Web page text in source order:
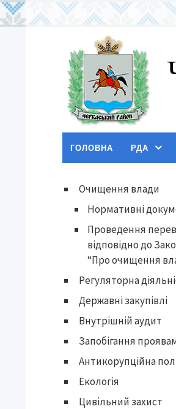
ГОЛОВНА РДА
Очищення влади
Нормативні
Проведення
відповідно до
“Про очищення
Регуляторна
Державні закупівлі
Внутрішній аудит
Запобігання
Антикорупційна
Екологія
Цивільний захист